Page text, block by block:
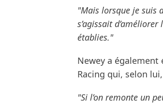
"Mais lorsque je suis
s’agissait
établies."
Newey a également
Racing qui, selon
"Si l’on remonte un